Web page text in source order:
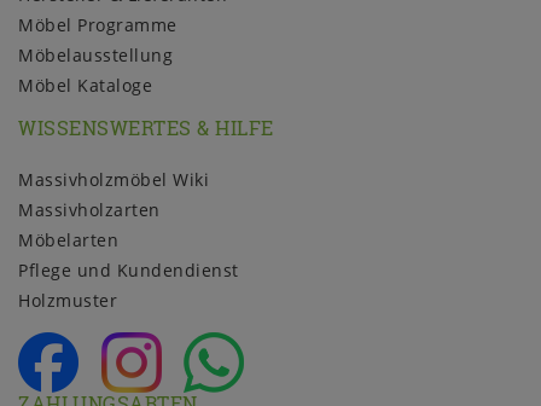
Möbel Programme
Möbelausstellung
Möbel Kataloge
WISSENSWERTES & HILFE
Massivholzmöbel Wiki
Massivholzarten
Möbelarten
Pflege und Kundendienst
Holzmuster